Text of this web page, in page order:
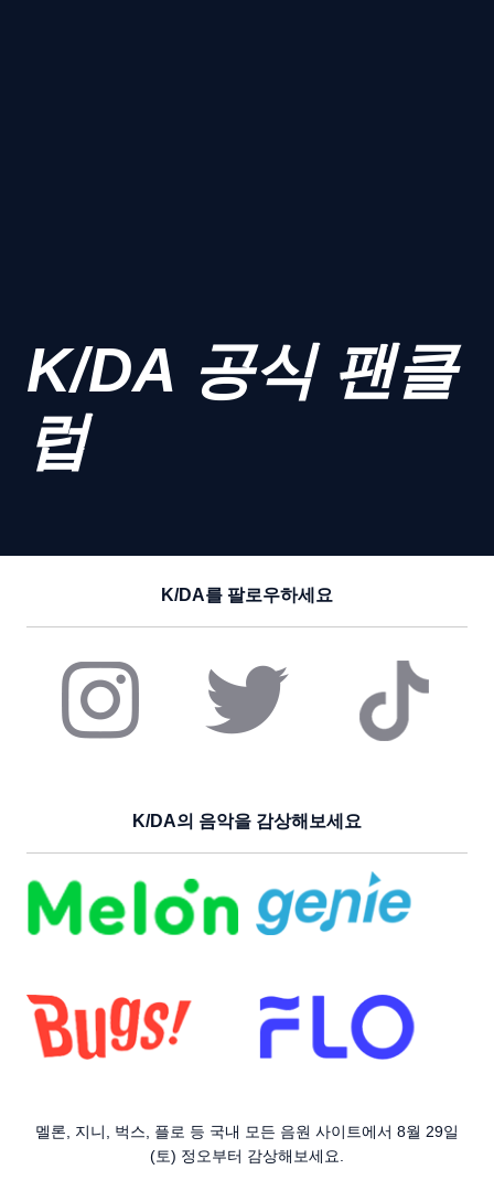
K/DA 공식 팬클
럽
K/DA를 팔로우하세요
K/DA의 음악을 감상해보세요
멜론, 지니, 벅스, 플로 등 국내 모든 음원 사이트에서 8월 29일
(토) 정오부터 감상해보세요.